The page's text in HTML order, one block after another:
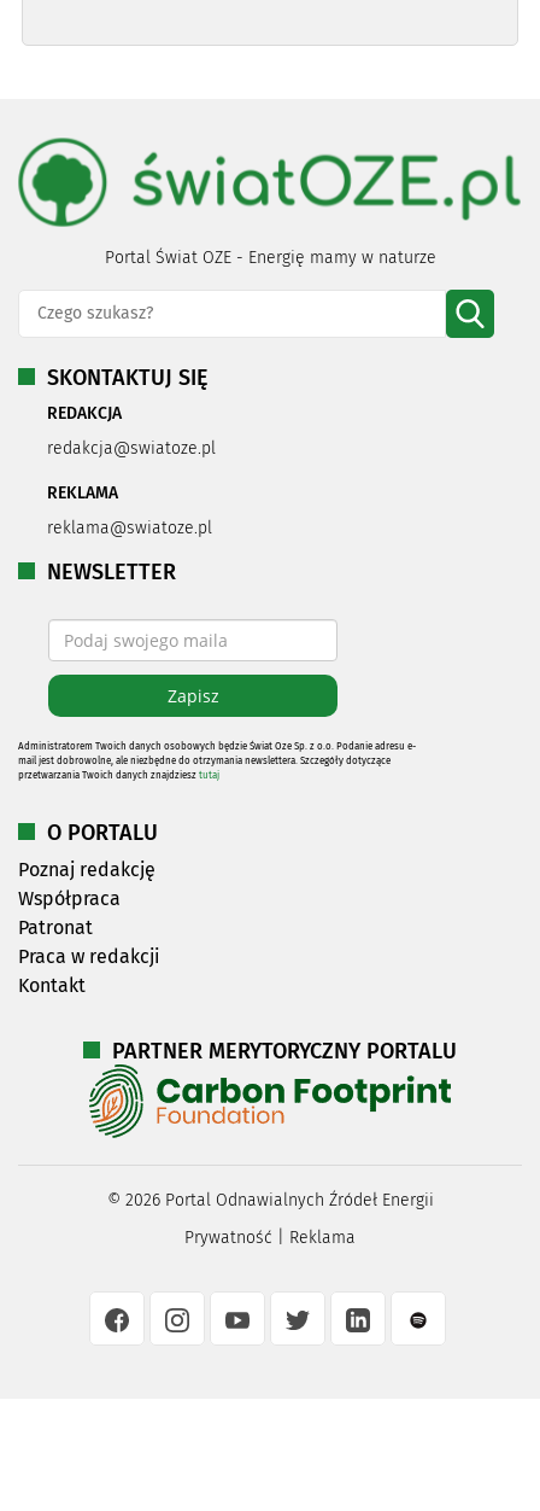
Portal Świat OZE - Energię mamy w naturze
SKONTAKTUJ SIĘ
REDAKCJA
redakcja@swiatoze.pl
REKLAMA
reklama@swiatoze.pl
NEWSLETTER
Administratorem Twoich danych osobowych będzie Świat Oze Sp. z o.o. Podanie adresu e-
mail jest dobrowolne, ale niezbędne do otrzymania newslettera. Szczegóły dotyczące
przetwarzania Twoich danych znajdziesz tutaj
O PORTALU
Poznaj redakcję
Współpraca
Patronat
Praca w redakcji
Kontakt
PARTNER MERYTORYCZNY PORTALU
© 2026Portal Odnawialnych Źródeł Energii
Prywatność
Reklama